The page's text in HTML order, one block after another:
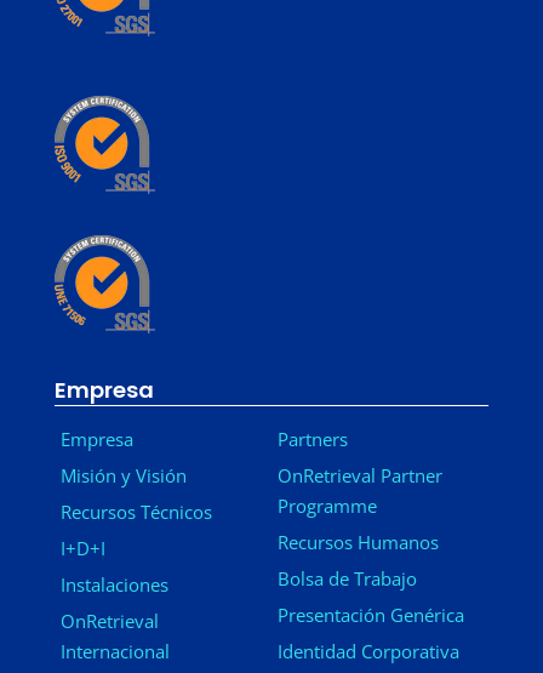
Empresa
Empresa
Misión y Visión
Recursos Técnicos
I+D+I
Instalaciones
OnRetrieval
Internacional
Partners
OnRetrieval Partner
Programme
Recursos Humanos
Bolsa de Trabajo
Presentación Genérica
Identidad Corporativa